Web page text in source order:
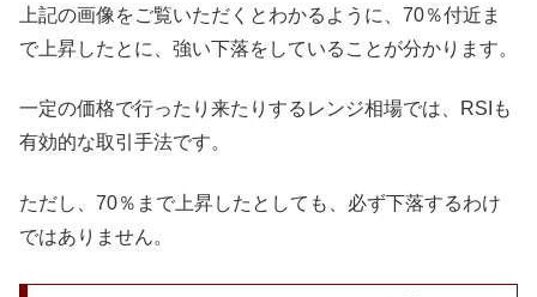
上記の画像をご覧いただくとわかるように、70％付近ま
で上昇したとに、強い下落をしていることが分かります。
一定の価格で行ったり来たりするレンジ相場では、RSIも
有効的な取引手法です。
ただし、70％まで上昇したとしても、必ず下落するわけ
ではありません。